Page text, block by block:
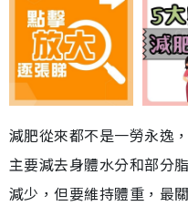
減肥從來都不是一勞永逸
主要減去身體水分和部分
減少，但要維持體重，最